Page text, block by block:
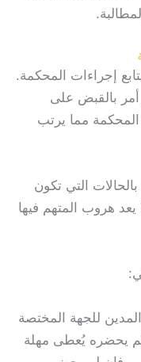
إجراءات المحكمة.
بالقبض على
مما يرتب
التي تكون
يعد هروب المتهم فيها
للجهة المختصة
يحضره يُعطى مهلة